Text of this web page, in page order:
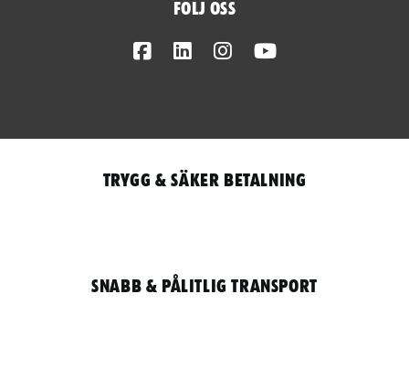
Följ oss
FacebookLinkedInInstagram
Trygg & säker betalning
Snabb & pålitlig transport